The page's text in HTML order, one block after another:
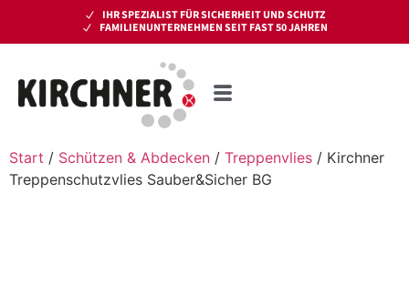
IHR SPEZIALIST FÜR SICHERHEIT UND SCHUTZ
FAMILIENUNTERNEHMEN SEIT FAST 50 JAHREN
Start / Schützen & Abdecken / Treppenvlies / Kirchner
Treppenschutzvlies Sauber&Sicher BG